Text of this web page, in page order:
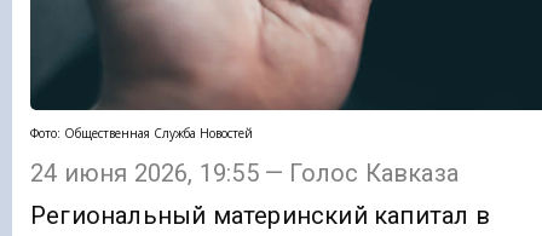
Фото: Общественная Служба Новостей
24 июня 2026, 19:55 — Голос Кавказа
Региональный материнский капитал в